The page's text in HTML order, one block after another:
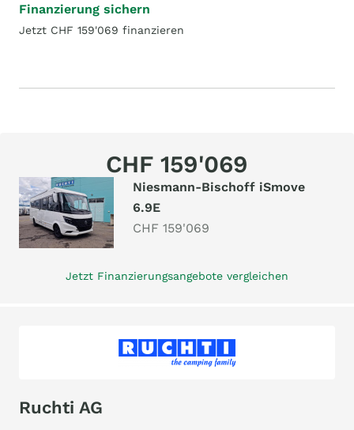
Finanzierung sichern
Jetzt CHF 159'069 finanzieren
CHF 159'069
Niesmann-Bischoff iSmove
6.9E
CHF 159'069
Jetzt Finanzierungsangebote vergleichen
Ruchti AG